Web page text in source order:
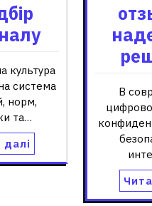
культура
система
норм,
та…
В